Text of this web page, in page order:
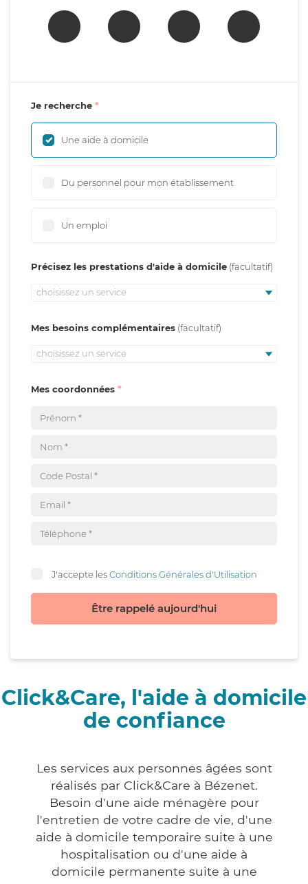
Je recherche
Une aide à domicile
Du personnel pour mon établissement
Un emploi
Précisez les prestations d'aide à domicile
choisissez un service
Mes besoins complémentaires
choisissez un service
Mes coordonnées
J'accepte lesConditions Générales d'Utilisation
Être rappelé aujourd'hui
Click&Care, l'aide à domicile
de confiance
Les services aux personnes âgées sont
réalisés par Click&Care à Bézenet.
Besoin d'une aide ménagère pour
l'entretien de votre cadre de vie, d'une
aide à domicile temporaire suite à une
hospitalisation ou d'une aide à
domicile permanente suite à une